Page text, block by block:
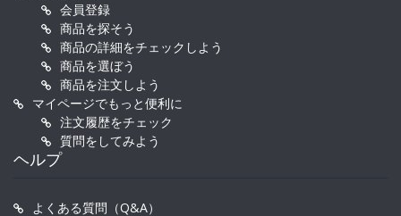
会員登録
商品を探そう
商品の詳細をチェックしよう
商品を選ぼう
商品を注文しよう
マイページでもっと便利に
注文履歴をチェック
質問をしてみよう
ヘルプ
よくある質問（Q&A）